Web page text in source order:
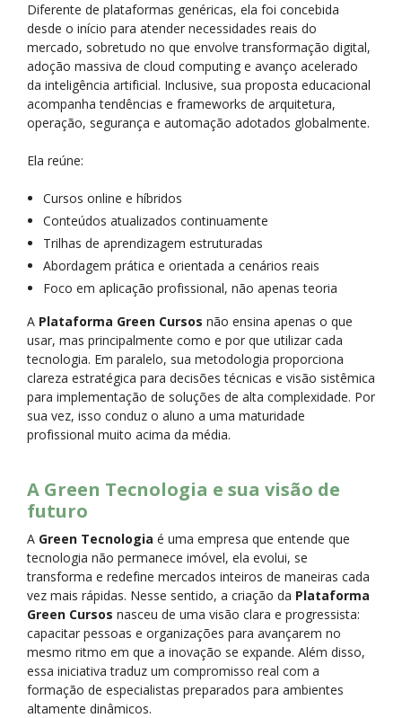
Diferente de plataformas genéricas, ela foi concebida
desde o início para atender necessidades reais do
mercado, sobretudo no que envolve transformação digital,
adoção massiva de cloud computing e avanço acelerado
da inteligência artificial. Inclusive, sua proposta educacional
acompanha tendências e frameworks de arquitetura,
operação, segurança e automação adotados globalmente.
Ela reúne:
Cursos online e híbridos
Conteúdos atualizados continuamente
Trilhas de aprendizagem estruturadas
Abordagem prática e orientada a cenários reais
Foco em aplicação profissional, não apenas teoria
A Plataforma Green Cursos não ensina apenas o que
usar, mas principalmente como e por que utilizar cada
tecnologia. Em paralelo, sua metodologia proporciona
clareza estratégica para decisões técnicas e visão sistêmica
para implementação de soluções de alta complexidade. Por
sua vez, isso conduz o aluno a uma maturidade
profissional muito acima da média.
A Green Tecnologia e sua visão de
futuro
A Green Tecnologia é uma empresa que entende que
tecnologia não permanece imóvel, ela evolui, se
transforma e redefine mercados inteiros de maneiras cada
vez mais rápidas. Nesse sentido, a criação da Plataforma
Green Cursos nasceu de uma visão clara e progressista:
capacitar pessoas e organizações para avançarem no
mesmo ritmo em que a inovação se expande. Além disso,
essa iniciativa traduz um compromisso real com a
formação de especialistas preparados para ambientes
altamente dinâmicos.